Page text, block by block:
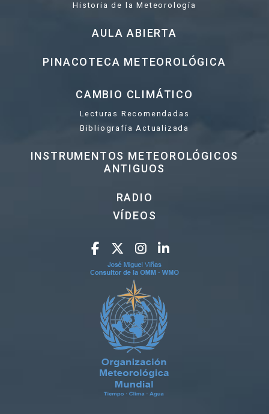
Historia de la Meteorología
AULA ABIERTA
PINACOTECA METEOROLÓGICA
CAMBIO CLIMÁTICO
Lecturas Recomendadas
Bibliografía Actualizada
INSTRUMENTOS METEOROLÓGICOS
ANTIGUOS
RADIO
VÍDEOS